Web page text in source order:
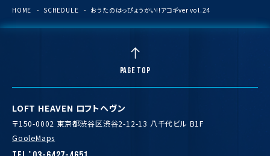
HOME SCHEDULE おうたのはっぴょうかい!!アコギver vol.24
LOFT HEAVEN ロフトヘヴン
〒150-0002 東京都渋谷区渋谷2-12-13 八千代ビル B1F
GooleMaps
PAGE TOP